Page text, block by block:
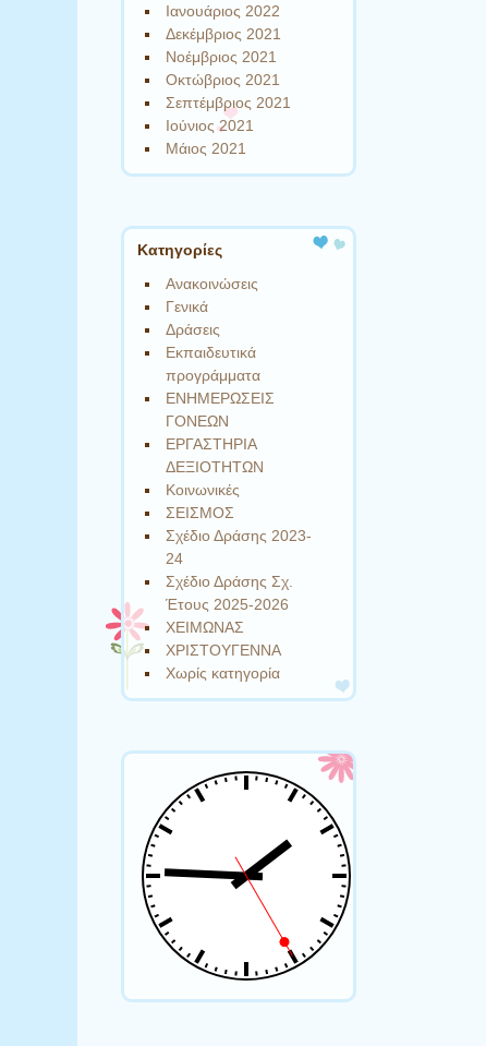
Ιανουάριος 2022
Δεκέμβριος 2021
Νοέμβριος 2021
Οκτώβριος 2021
Σεπτέμβριος 2021
Ιούνιος 2021
Μάιος 2021
Kατηγορίες
Ανακοινώσεις
Γενικά
Δράσεις
Εκπαιδευτικά
προγράμματα
ΕΝΗΜΕΡΩΣΕΙΣ
ΓΟΝΕΩΝ
ΕΡΓΑΣΤΗΡΙΑ
ΔΕΞΙΟΤΗΤΩΝ
Κοινωνικές
ΣΕΙΣΜΟΣ
Σχέδιο Δράσης 2023-
24
Σχέδιο Δράσης Σχ.
Έτους 2025-2026
ΧΕΙΜΩΝΑΣ
ΧΡΙΣΤΟΥΓΕΝΝΑ
Χωρίς κατηγορία